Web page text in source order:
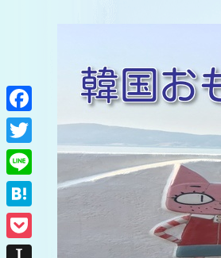
F
a
c
e
b
o
T
w
i
L
i
n
H
a
P